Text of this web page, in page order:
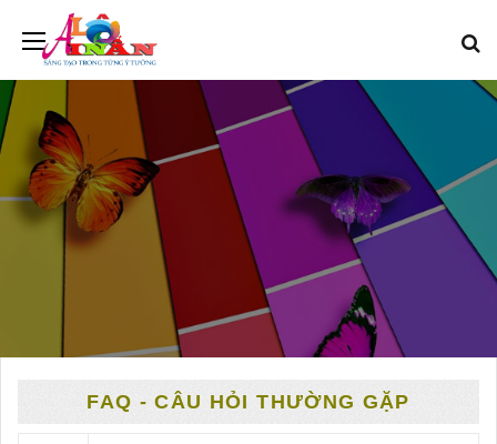
FAQ - CÂU HỎI THƯỜNG GẶP